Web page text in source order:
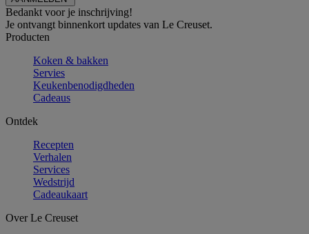
Bedankt voor je inschrijving!
Je ontvangt binnenkort updates van Le Creuset.
Producten
Koken & bakken
Servies
Keukenbenodigdheden
Cadeaus
Ontdek
Recepten
Verhalen
Services
Wedstrijd
Cadeaukaart
Over Le Creuset